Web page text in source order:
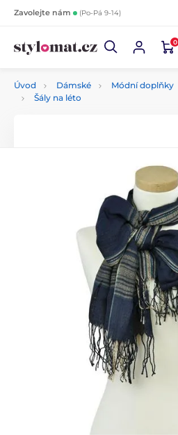
Zavolejte nám (Po-Pá 9-14)
0
Úvod Dámské Módní doplňky
Šály na léto